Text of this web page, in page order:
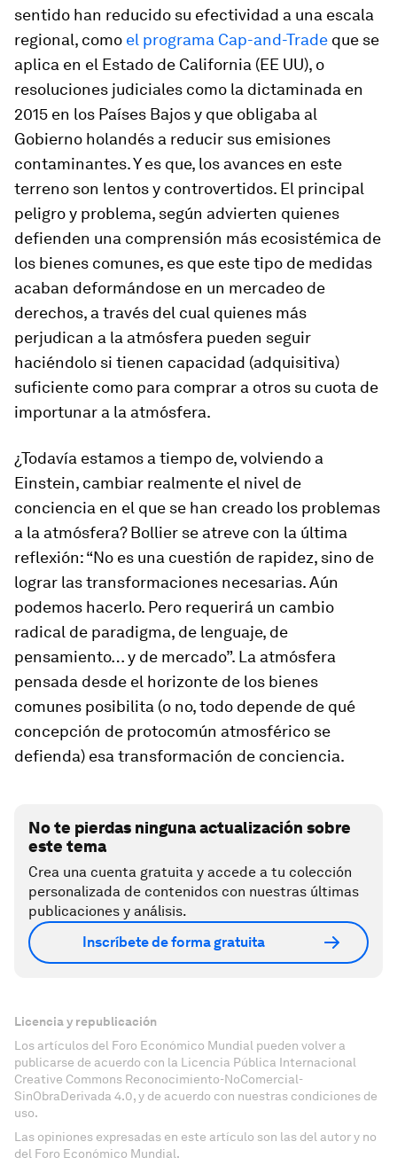
sentido han reducido su efectividad a una escala
regional, como el programa Cap-and-Trade que se
aplica en el Estado de California (EE UU), o
resoluciones judiciales como la dictaminada en
2015 en los Países Bajos y que obligaba al
Gobierno holandés a reducir sus emisiones
contaminantes. Y es que, los avances en este
terreno son lentos y controvertidos. El principal
peligro y problema, según advierten quienes
defienden una comprensión más ecosistémica de
los bienes comunes, es que este tipo de medidas
acaban deformándose en un mercadeo de
derechos, a través del cual quienes más
perjudican a la atmósfera pueden seguir
haciéndolo si tienen capacidad (adquisitiva)
suficiente como para comprar a otros su cuota de
importunar a la atmósfera.
¿Todavía estamos a tiempo de, volviendo a
Einstein, cambiar realmente el nivel de
conciencia en el que se han creado los problemas
a la atmósfera? Bollier se atreve con la última
reflexión: “No es una cuestión de rapidez, sino de
lograr las transformaciones necesarias. Aún
podemos hacerlo. Pero requerirá un cambio
radical de paradigma, de lenguaje, de
pensamiento… y de mercado”. La atmósfera
pensada desde el horizonte de los bienes
comunes posibilita (o no, todo depende de qué
concepción de protocomún atmosférico se
defienda) esa transformación de conciencia.
No te pierdas ninguna actualización sobre
este tema
Crea una cuenta gratuita y accede a tu colección
personalizada de contenidos con nuestras últimas
publicaciones y análisis.
Inscríbete de forma gratuita
Licencia y republicación
Los artículos del Foro Económico Mundial pueden volver a
publicarse de acuerdo con la Licencia Pública Internacional
Creative Commons Reconocimiento-NoComercial-
SinObraDerivada 4.0, y de acuerdo con nuestras condiciones de
uso.
Las opiniones expresadas en este artículo son las del autor y no
del Foro Económico Mundial.